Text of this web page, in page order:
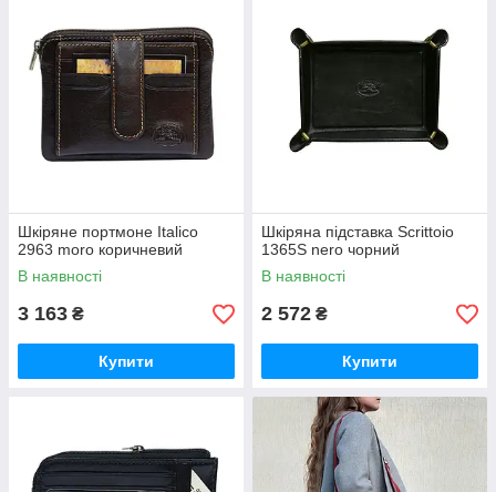
Шкіряне портмоне Italico
2963 moro коричневий
В наявності
3 163 ₴
Купити
Шкіряна підставка Scrittoio
1365S nero чорний
В наявності
2 572 ₴
Купити